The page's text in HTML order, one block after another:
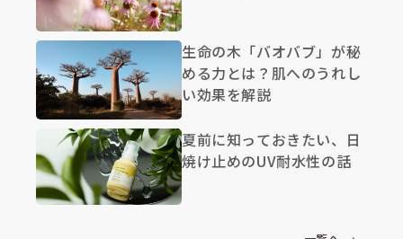
生命の木「バオバブ」が秘
める力とは？肌へのうれし
い効果を解説
夏前に知っておきたい、日
焼け止めのUV耐水性の話